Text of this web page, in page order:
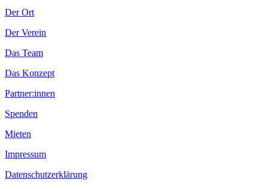
Der Ort
Der Verein
Das Team
Das Konzept
Partner:innen
Spenden
Mieten
Impressum
Datenschutzerklärung